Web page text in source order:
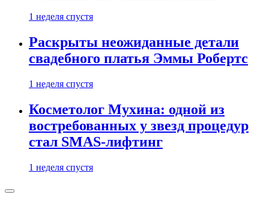
1 неделя спустя
Раскрыты неожиданные детали
свадебного платья Эммы Робертс
1 неделя спустя
Косметолог Мухина: одной из
востребованных у звезд процедур
стал SMAS-лифтинг
1 неделя спустя